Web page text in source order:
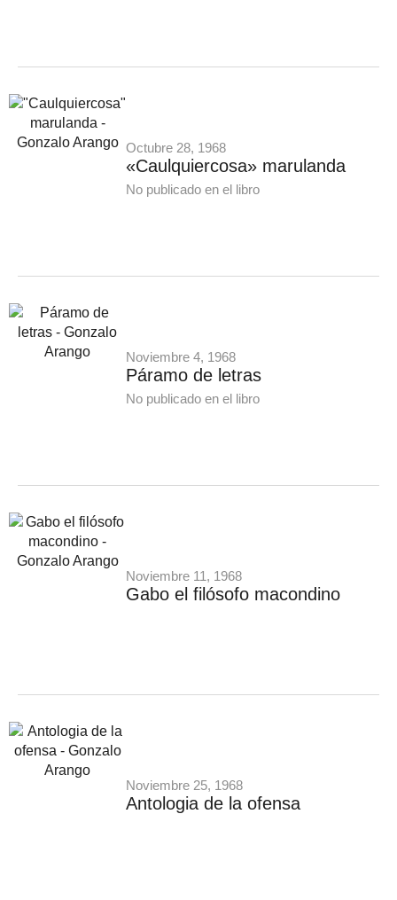
Octubre 28, 1968
«Caulquiercosa» marulanda
No publicado en el libro
Noviembre 4, 1968
Páramo de letras
No publicado en el libro
Noviembre 11, 1968
Gabo el filósofo macondino
Noviembre 25, 1968
Antologia de la ofensa